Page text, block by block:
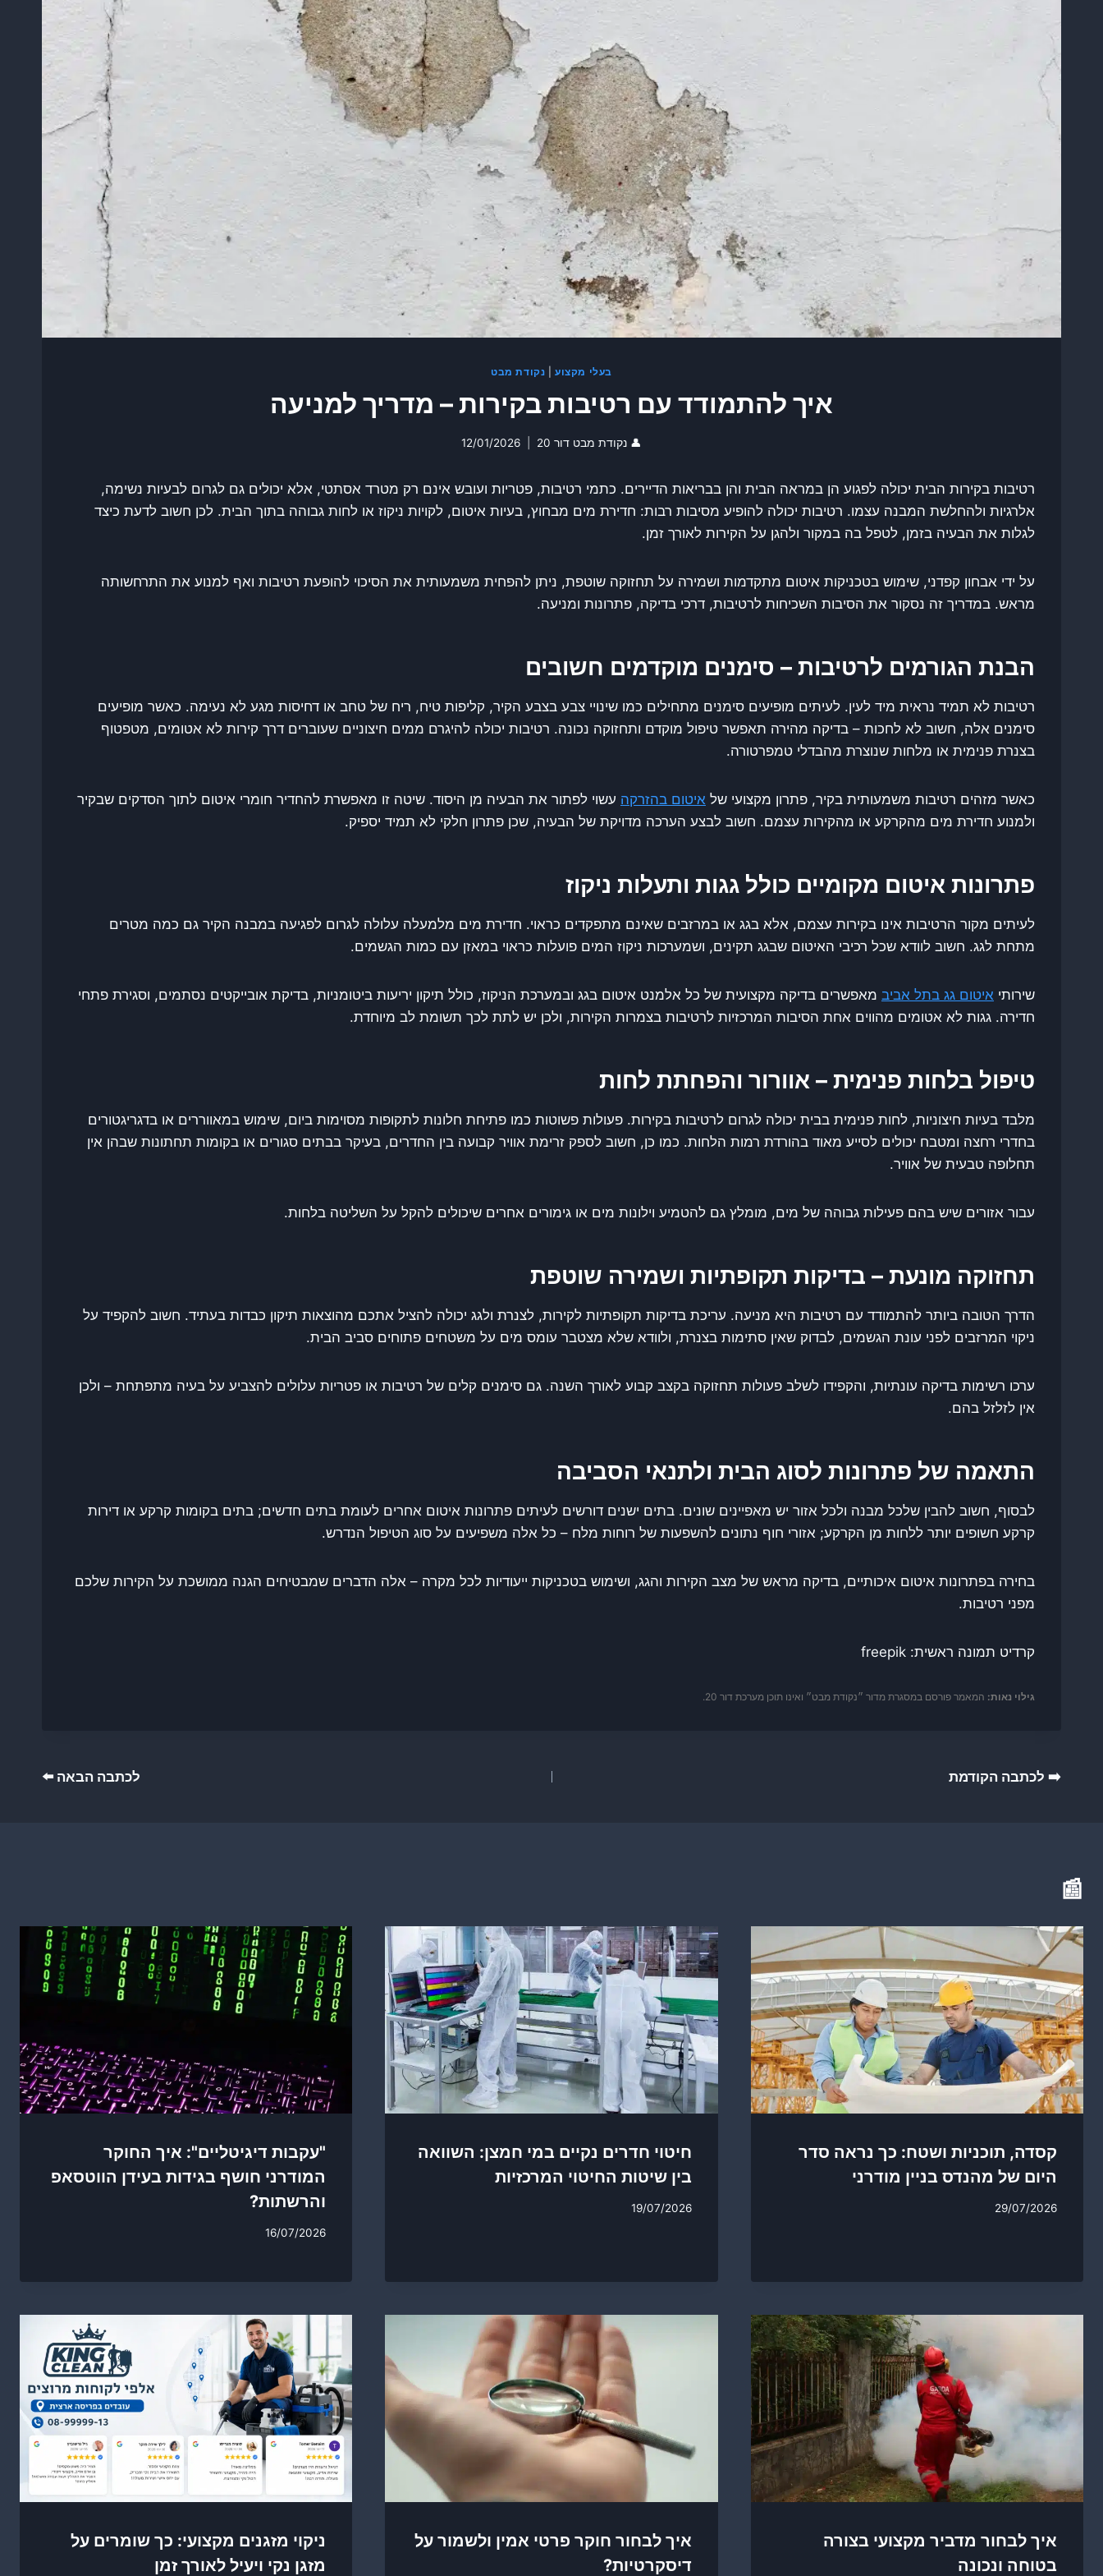
בעלי מקצוע| נקודת מבט
איך להתמודד עם רטיבות בקירות – מדריך למניעה
👤 נקודת מבט דור 20 12/01/2026
רטיבות בקירות הבית יכולה לפגוע הן במראה הבית והן בבריאות הדיירים. כתמי רטיבות, פטריות ועובש אינם רק מטרד אסתטי, אלא יכולים גם לגרום לבעיות נשימה,
אלרגיות ולהחלשת המבנה עצמו. רטיבות יכולה להופיע מסיבות רבות: חדירת מים מבחוץ, בעיות איטום, לקויות ניקוז או לחות גבוהה בתוך הבית. לכן חשוב לדעת כיצד
לגלות את הבעיה בזמן, לטפל בה במקור ולהגן על הקירות לאורך זמן.
על ידי אבחון קפדני, שימוש בטכניקות איטום מתקדמות ושמירה על תחזוקה שוטפת, ניתן להפחית משמעותית את הסיכוי להופעת רטיבות ואף למנוע את התרחשותה
מראש. במדריך זה נסקור את הסיבות השכיחות לרטיבות, דרכי בדיקה, פתרונות ומניעה.
הבנת הגורמים לרטיבות – סימנים מוקדמים חשובים
רטיבות לא תמיד נראית מיד לעין. לעיתים מופיעים סימנים מתחילים כמו שינויי צבע בצבע הקיר, קליפות טיח, ריח של טחב או דחיסות מגע לא נעימה. כאשר מופיעים
סימנים אלה, חשוב לא לחכות – בדיקה מהירה תאפשר טיפול מוקדם ותחזוקה נכונה. רטיבות יכולה להיגרם ממים חיצוניים שעוברים דרך קירות לא אטומים, מטפטוף
בצנרת פנימית או מלחות שנוצרת מהבדלי טמפרטורה.
כאשר מזהים רטיבות משמעותית בקיר, פתרון מקצועי של איטום בהזרקה עשוי לפתור את הבעיה מן היסוד. שיטה זו מאפשרת להחדיר חומרי איטום לתוך הסדקים שבקיר
ולמנוע חדירת מים מהקרקע או מהקירות עצמם. חשוב לבצע הערכה מדויקת של הבעיה, שכן פתרון חלקי לא תמיד יספיק.
פתרונות איטום מקומיים כולל גגות ותעלות ניקוז
לעיתים מקור הרטיבות אינו בקירות עצמם, אלא בגג או במרזבים שאינם מתפקדים כראוי. חדירת מים מלמעלה עלולה לגרום לפגיעה במבנה הקיר גם כמה מטרים
מתחת לגג. חשוב לוודא שכל רכיבי האיטום שבגג תקינים, ושמערכות ניקוז המים פועלות כראוי במאזן עם כמות הגשמים.
שירותי איטום גג בתל אביב מאפשרים בדיקה מקצועית של כל אלמנט איטום בגג ובמערכת הניקוז, כולל תיקון יריעות ביטומניות, בדיקת אובייקטים נסתמים, וסגירת פתחי
חדירה. גגות לא אטומים מהווים אחת הסיבות המרכזיות לרטיבות בצמרות הקירות, ולכן יש לתת לכך תשומת לב מיוחדת.
טיפול בלחות פנימית – אוורור והפחתת לחות
מלבד בעיות חיצוניות, לחות פנימית בבית יכולה לגרום לרטיבות בקירות. פעולות פשוטות כמו פתיחת חלונות לתקופות מסוימות ביום, שימוש במאווררים או בדגריגטורים
בחדרי רחצה ומטבח יכולים לסייע מאוד בהורדת רמות הלחות. כמו כן, חשוב לספק זרימת אוויר קבועה בין החדרים, בעיקר בבתים סגורים או בקומות תחתונות שבהן אין
תחלופה טבעית של אוויר.
עבור אזורים שיש בהם פעילות גבוהה של מים, מומלץ גם להטמיע וילונות מים או גימורים אחרים שיכולים להקל על השליטה בלחות.
תחזוקה מונעת – בדיקות תקופתיות ושמירה שוטפת
הדרך הטובה ביותר להתמודד עם רטיבות היא מניעה. עריכת בדיקות תקופתיות לקירות, לצנרת ולגג יכולה להציל אתכם מהוצאות תיקון כבדות בעתיד. חשוב להקפיד על
ניקוי המרזבים לפני עונת הגשמים, לבדוק שאין סתימות בצנרת, ולוודא שלא מצטבר עומס מים על משטחים פתוחים סביב הבית.
ערכו רשימות בדיקה עונתיות, והקפידו לשלב פעולות תחזוקה בקצב קבוע לאורך השנה. גם סימנים קלים של רטיבות או פטריות עלולים להצביע על בעיה מתפתחת – ולכן
אין לזלזל בהם.
התאמה של פתרונות לסוג הבית ולתנאי הסביבה
לבסוף, חשוב להבין שלכל מבנה ולכל אזור יש מאפיינים שונים. בתים ישנים דורשים לעיתים פתרונות איטום אחרים לעומת בתים חדשים; בתים בקומות קרקע או דירות
קרקע חשופים יותר ללחות מן הקרקע; אזורי חוף נתונים להשפעות של רוחות מלח – כל אלה משפיעים על סוג הטיפול הנדרש.
בחירה בפתרונות איטום איכותיים, בדיקה מראש של מצב הקירות והגג, ושימוש בטכניקות ייעודיות לכל מקרה – אלה הדברים שמבטיחים הגנה ממושכת על הקירות שלכם
מפני רטיבות.
קרדיט תמונה ראשית: freepik
גילוי נאות: המאמר פורסם במסגרת מדור ״נקודת מבט״ ואינו תוכן מערכת דור 20.
ניווט
➡️ לכתבה הקודמת לכתבה הבאה ⬅️
📰
קסדה, תוכניות ושטח: כך נראה סדר
היום של מהנדס בניין מודרני
29/07/2026
חיטוי חדרים נקיים במי חמצן: השוואה
בין שיטות החיטוי המרכזיות
19/07/2026
"עקבות דיגיטליים": איך החוקר
המודרני חושף בגידות בעידן הווטסאפ
והרשתות?
16/07/2026
איך לבחור מדביר מקצועי בצורה
בטוחה ונכונה
איך לבחור חוקר פרטי אמין ולשמור על
דיסקרטיות?
ניקוי מזגנים מקצועי: כך שומרים על
מזגן נקי ויעיל לאורך זמן